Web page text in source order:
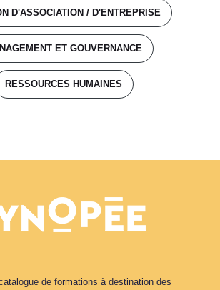
D'ASSOCIATION / D'ENTREPRISE
ET GOUVERNANCE
RESSOURCES HUMAINES
de formations à destination des